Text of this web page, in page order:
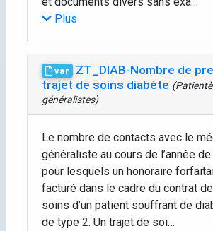
Plus
var
ZT_DIAB-Nombre de
trajet de soins diabète
généralistes)
Le nombre de contacts avec le
généraliste au cours de l’année
pour lesquels un honoraire
facturé dans le cadre du contrat
soins d’un patient souffrant de
de type 2. Un trajet de soi…